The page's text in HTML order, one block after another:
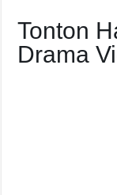
Tonton
Drama